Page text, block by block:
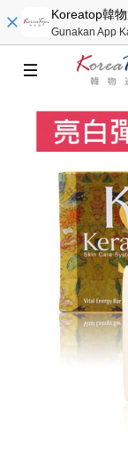
Koreatop韓物
Gunakan App